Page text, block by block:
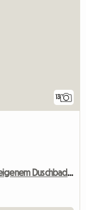
13
Zimmer zu vermieten, Einzelbett mit eigenem Duschbad/WC